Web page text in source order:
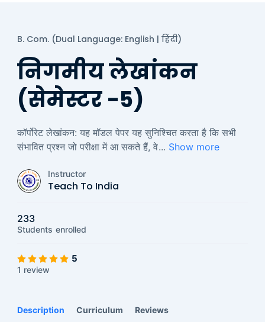
B. Com. (Dual Language: English | हिंदी)
निगमीय लेखांकन
(सेमेस्टर -5)
कॉर्पोरेट लेखांकन: यह मॉडल पेपर यह सुनिश्चित करता है कि सभी
संभावित प्रश्न जो परीक्षा में आ सकते हैं, वे... Show more
Instructor
Teach To India
233
Students enrolled
5
1 review
Description Curriculum Reviews